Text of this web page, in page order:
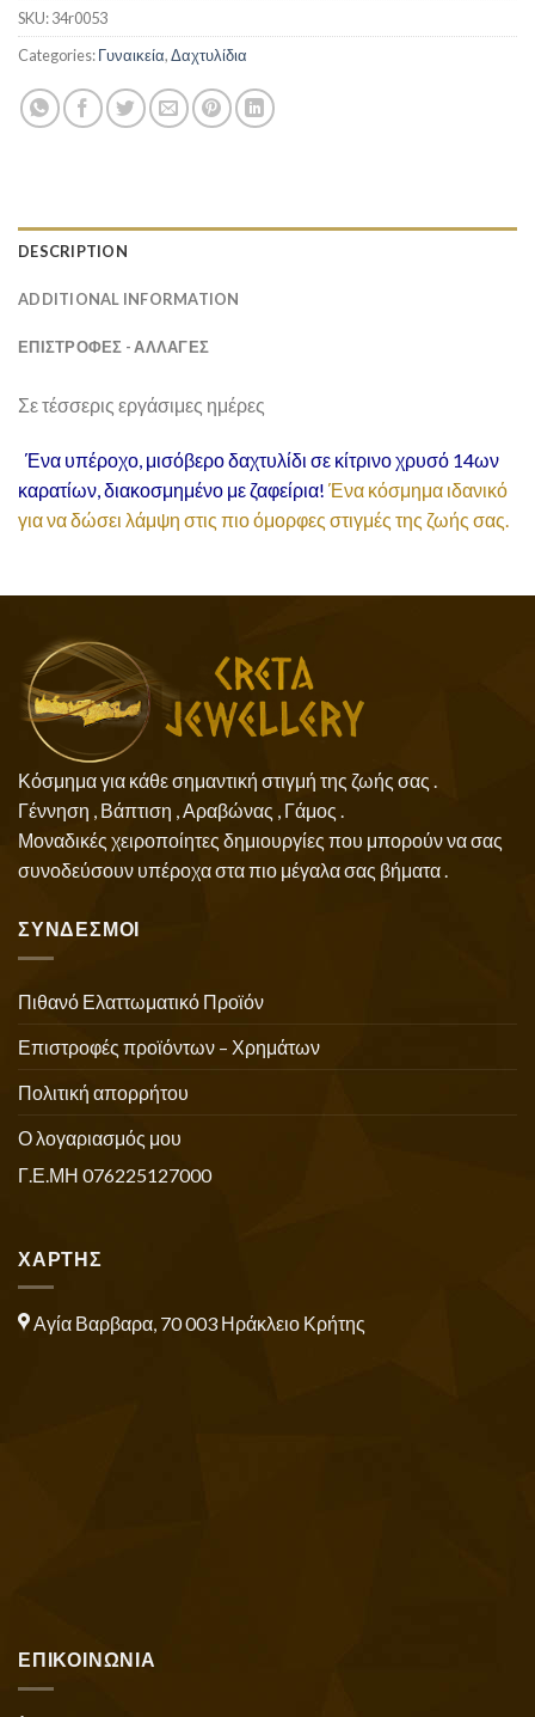
SKU:34r0053
Categories:Γυναικεία,Δαχτυλίδια
DESCRIPTION
ADDITIONAL INFORMATION
ΕΠΙΣΤΡΟΦΕΣ - ΑΛΛΑΓΕΣ
Σε τέσσερις εργάσιμες ημέρες
Ένα υπέροχο, μισόβερο δαχτυλίδι σε κίτρινο χρυσό 14ων
καρατίων, διακοσμημένο με ζαφείρια! Ένα κόσμημα ιδανικό
για να δώσει λάμψη στις πιο όμορφες στιγμές της ζωής σας.
Κόσμημα για κάθε σημαντική στιγμή της ζωής σας .
Γέννηση , Βάπτιση , Αραβώνας , Γάμος .
Μοναδικές χειροποίητες δημιουργίες που μπορούν να σας
συνοδεύσουν υπέροχα στα πιο μέγαλα σας βήματα .
ΣΥΝΔΕΣΜΟΙ
Πιθανό Ελαττωματικό Προϊόν
Επιστροφές προϊόντων – Χρημάτων
Πολιτική απορρήτου
Ο λογαριασμός μου
Γ.Ε.ΜΗ 076225127000
ΧΑΡΤΗΣ
Αγία Βαρβαρα, 70 003 Ηράκλειο Κρήτης
ΕΠΙΚΟΙΝΩΝΙΑ